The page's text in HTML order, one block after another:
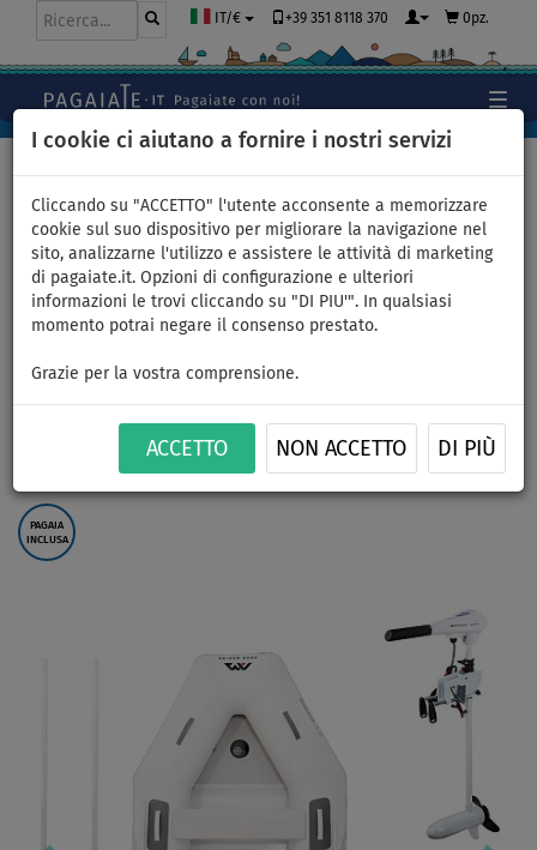
I cookie ci aiutano a fornire i nostri servizi
Cliccando su "ACCETTO" l'utente acconsente a memorizzare
cookie sul suo dispositivo per migliorare la navigazione nel
sito, analizzarne l'utilizzo e assistere le attività di marketing
di pagaiate.it. Opzioni di configurazione e ulteriori
informazioni le trovi cliccando su "DI PIU'". In qualsiasi
momento potrai negare il consenso prestato.
Grazie per la vostra comprensione.
ACCETTO NON ACCETTO DI PIÙ
IT/€ +39 351 8118 370 0pz.
Gommone AQUA MARINA A-
DeLuxe 3,6m AL - gommone
gonfiabile con pavimento in
alluminio - set: con motore
elettrico VENOM 44 da 12V
PAGAIA
INCLUSA